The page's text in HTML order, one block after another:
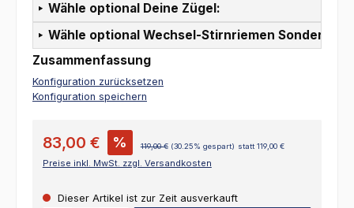
Wähle optional Deine Zügel:
Wähle optional Wechsel-Stirnriemen
Zusammenfassung
Konfiguration zurücksetzen
Konfiguration speichern
83,00 € % 119,00 € (30.25% gespart) statt 119,00 €
Preise inkl. MwSt. zzgl. Versandkosten
Dieser Artikel ist zur Zeit ausverkauft